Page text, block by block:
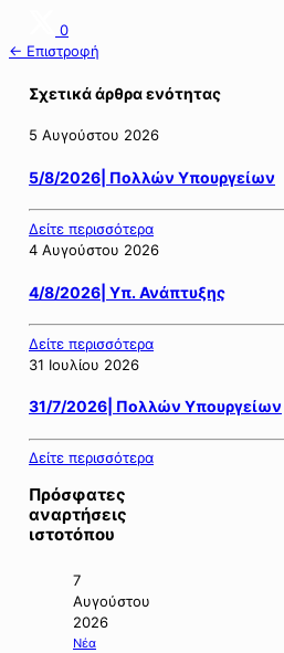
0
← Επιστροφή
Σχετικά άρθρα ενότητας
5 Αυγούστου 2026
5/8/2026| Πολλών Υπουργείων
Δείτε περισσότερα
4 Αυγούστου 2026
4/8/2026| Υπ. Ανάπτυξης
Δείτε περισσότερα
31 Ιουλίου 2026
31/7/2026| Πολλών Υπουργείων
Δείτε περισσότερα
Πρόσφατες
αναρτήσεις
ιστοτόπου
7
Αυγούστου
2026
Νέα